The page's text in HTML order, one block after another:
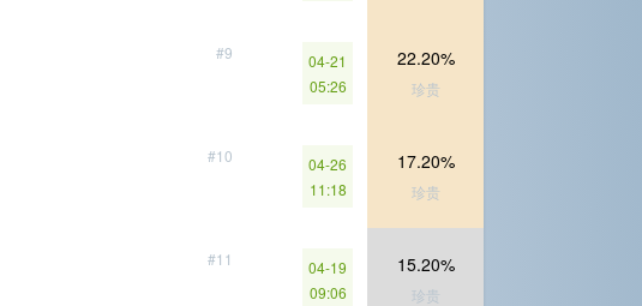
#9
04-21
05:26
22.20%
珍贵
#10
04-26
11:18
17.20%
珍贵
#11
04-19
09:06
15.20%
珍贵